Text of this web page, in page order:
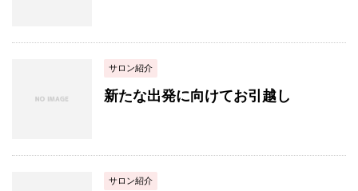
サロン紹介
新たな出発に向けてお引越し
サロン紹介